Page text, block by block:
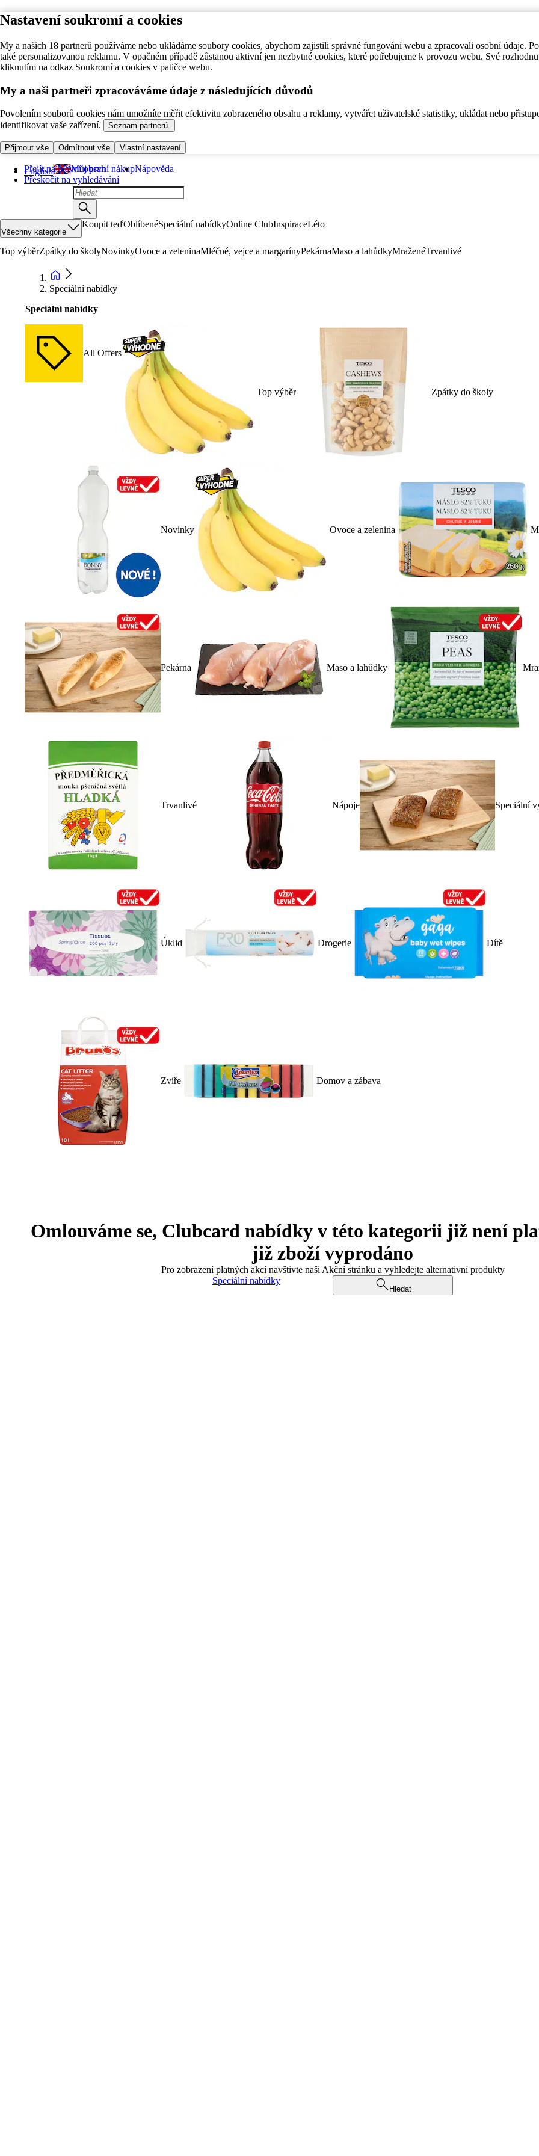
Nastavení soukromí a cookies
My a našich 18 partnerů používáme nebo ukládáme soubory cookies, abychom zajistili správné fungování webu a zpracovali osobní údaje.
také personalizovanou reklamu. V opačném případě zůstanou aktivní jen nezbytné cookies, které potřebujeme k provozu webu. Své
kliknutím na odkaz Soukromí a cookies v patičce webu.
My a naši partneři zpracováváme údaje z následujících důvodů
Povolením souborů cookies nám umožníte měřit efektivitu zobrazeného obsahu a reklamy, vytvářet uživatelské statistiky, ukládat nebo
identifikovat vaše zařízení.
Seznam partnerů.
Přijmout vše Odmítnout vše Vlastní nastavení
Přejít na hlavní obsah
Přeskočit na vyhledávání
English Můj první nákupNápověda
Všechny kategorie
Koupit teďOblíbenéSpeciální nabídkyOnline ClubInspiraceLéto
Top výběrZpátky do školyNovinkyOvoce a zeleninaMléčné, vejce a margarínyPekárnaMaso a lahůdkyMraženéTrvanlivé
Speciální nabídky
Speciální nabídky
All Offers
Top výběr Zpátky do školy
Novinky Ovoce a zelenina
Pekárna Maso a lahůdky
Trvanlivé Nápoje Speciální
Úklid Drogerie Dítě
Zvíře Domov a zábava
Omlouváme se, Clubcard nabídky v této kategorii již není
již zboží vyprodáno
Pro zobrazení platných akcí navštivte naši Akční stránku a vyhledejte alternativní produkty
Speciální nabídky
Hledat